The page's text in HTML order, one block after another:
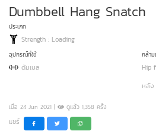
Dumbbell Hang Snatch
ประเภท
Strength : Loading
อุปกรณ์ที่ใช้
ดัมเบล
กล้าม
Hip
หลัง
เมื่อ 24 Jun 2021 | ดูแล้ว 1,358 ครั้ง
แชร์